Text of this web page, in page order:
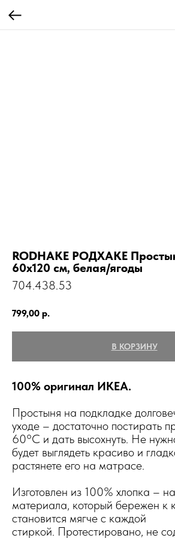
RODHAKE РОДХАКЕ
60х120 см, белая/ягоды
704.438.53
799,00 р.
В КОРЗИНУ
100% оригинал ИКЕА.
Простыня на подкладке
уходе – достаточно постирать
60°C и дать высохнуть. Не
будет выглядеть красиво и
растянете его на матрасе.
Изготовлен из 100% хлопка –
материала, который бережен к
становится мягче с каждой
стиркой. Протестировано, не